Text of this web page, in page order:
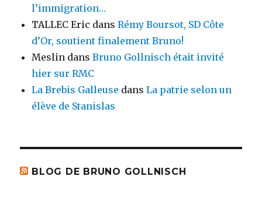
l’immigration…
TALLEC Eric dansRémy Boursot, SD Côte
d’Or, soutient finalement Bruno!
Meslin dansBruno Gollnisch était invité
hier sur RMC
La Brebis Galleuse dansLa patrie selon un
élève de Stanislas
BLOG DE BRUNO GOLLNISCH